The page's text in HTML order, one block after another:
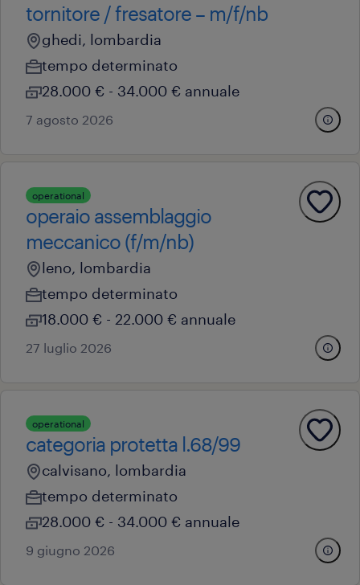
tornitore / fresatore – m/f/nb
ghedi, lombardia
tempo determinato
28.000 € - 34.000 € annuale
7 agosto 2026
operational
operaio assemblaggio
meccanico (f/m/nb)
leno, lombardia
tempo determinato
18.000 € - 22.000 € annuale
27 luglio 2026
operational
categoria protetta l.68/99
calvisano, lombardia
tempo determinato
28.000 € - 34.000 € annuale
9 giugno 2026